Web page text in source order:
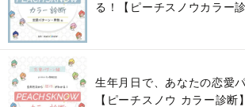
る！【ピーチスノウカラー診
生年月日で、あなたの恋愛
【ピーチスノウ カラー診断】